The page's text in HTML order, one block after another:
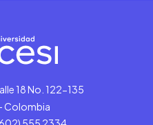
18 No. 122-135
Colombia